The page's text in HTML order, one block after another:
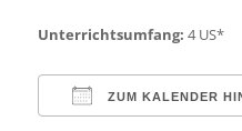
Unterrichtsumfang: 4 US*
ZUM KALENDER